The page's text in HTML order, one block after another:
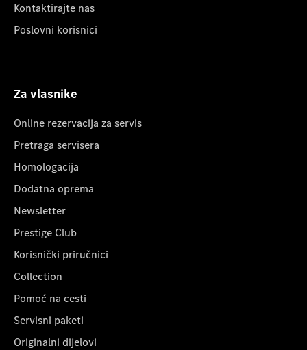
Kontaktirajte nas
Poslovni korisnici
Za vlasnike
Online rezervacija za servis
Pretraga servisera
Homologacija
Dodatna oprema
Newsletter
Prestige Club
Korisnički priručnici
Collection
Pomoć na cesti
Servisni paketi
Originalni dijelovi